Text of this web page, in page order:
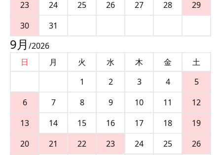
23
24 25 26 27 28
29
30
31
9月 /2026
日
月 火 水 木 金
土
1
2 3 4
5
6
7 8 9 10 11
12
13
14 15 16 17 18
19
20
21 22 23 24 25
26